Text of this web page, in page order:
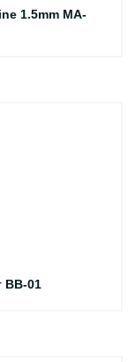
MA-
BB-01